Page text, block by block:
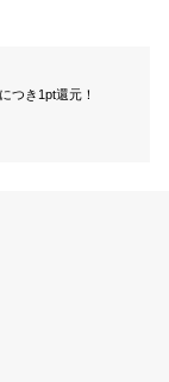
つき1pt還元！